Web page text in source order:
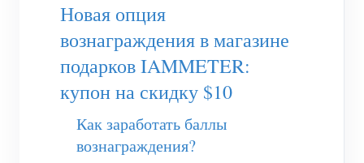
IAMMETER Cloud Pro
Сервис самостоятельного размещения
Зарядное устройство EV
Виртуальный счетчик
Новая опция
вознаграждения в магазине
подарков IAMMETER:
купон на скидку $10
Как заработать баллы
вознаграждения?